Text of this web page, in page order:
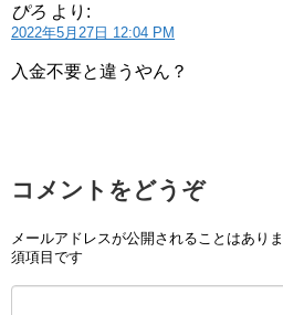
ぴろ より:
2022年5月27日 12:04 PM
入金不要と違うやん？
コメントをどうぞ
メールアドレスが公開されることはありま
須項目です